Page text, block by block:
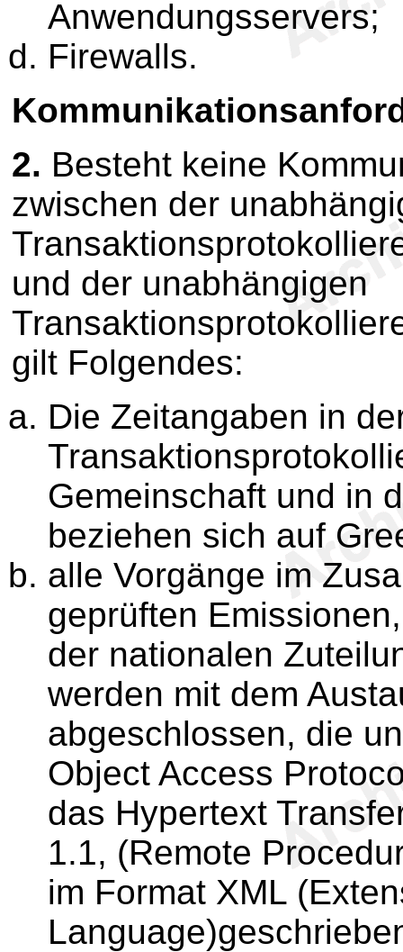
Anwendungsservers;
Firewalls.
2. Besteht keine
zwischen der
und der unabhängigen
gilt Folgendes:
Die Zeitangaben in
Gemeinschaft und in
beziehen sich auf
alle Vorgänge im
geprüften
der nationalen
werden mit dem
abgeschlossen, die
Object Access
das Hypertext
1.1, (Remote
im Format XML